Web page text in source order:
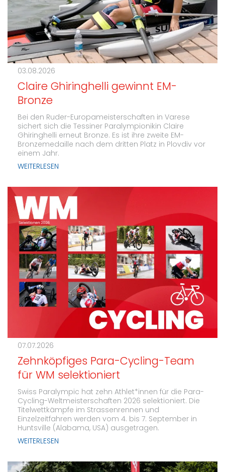
03.08.2026
Claire Ghiringhelli gewinnt EM-
Bronze
Bei den Ruder-Europameisterschaften in Varese
sichert sich die Tessiner Paralympionikin Claire
Ghiringhelli erneut Bronze. Es ist ihre zweite EM-
Bronzemedaille nach dem dritten Platz in Plovdiv vor
einem Jahr.
WEITERLESEN
07.07.2026
Zehnköpfiges Para-Cycling-Team
für WM selektioniert
Swiss Paralympic hat zehn Athlet*innen für die Para-
Cycling-Weltmeisterschaften 2026 selektioniert. Die
Titelwettkämpfe im Strassenrennen und
Einzelzeitfahren werden vom 4. bis 7. September in
Huntsville (Alabama, USA) ausgetragen.
WEITERLESEN